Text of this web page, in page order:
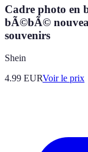
Cadre photo en
bÃ©bÃ©
souvenirs
Shein
4.99 EURVoir le prix